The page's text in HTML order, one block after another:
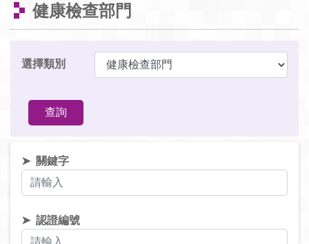
健康檢查部門
選擇類別
關鍵字
認證編號